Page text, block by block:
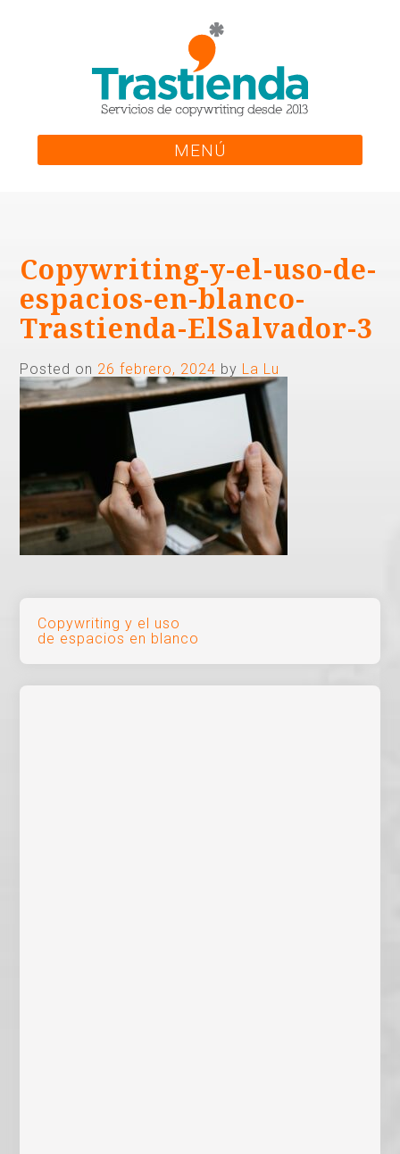
MENÚ
Copywriting-y-el-uso-de-
espacios-en-blanco-
Trastienda-ElSalvador-3
Posted on 26 febrero, 2024 by La Lu
Navegación
de
entradas
Copywriting y el uso
de espacios en blanco